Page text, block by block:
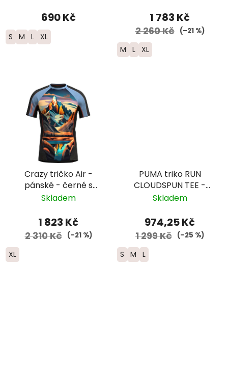
690 Kč
S M L XL
1 783 Kč
2 260 Kč (–21 %)
M L XL
Crazy tričko Air -
pánské - černé s
motivem plakátu s
Skladem
1 823 Kč
2 310 Kč (–21 %)
XL
PUMA triko RUN
CLOUDSPUN TEE -
pánské - žluté
Skladem
974,25 Kč
1 299 Kč (–25 %)
S M L